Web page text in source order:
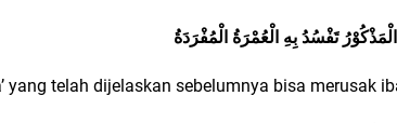
تَفْسُدُ بِهِ الْعُمْرَةُ الْمُفْرَدَةُ
yang telah dijelaskan sebelumnya bisa merusak